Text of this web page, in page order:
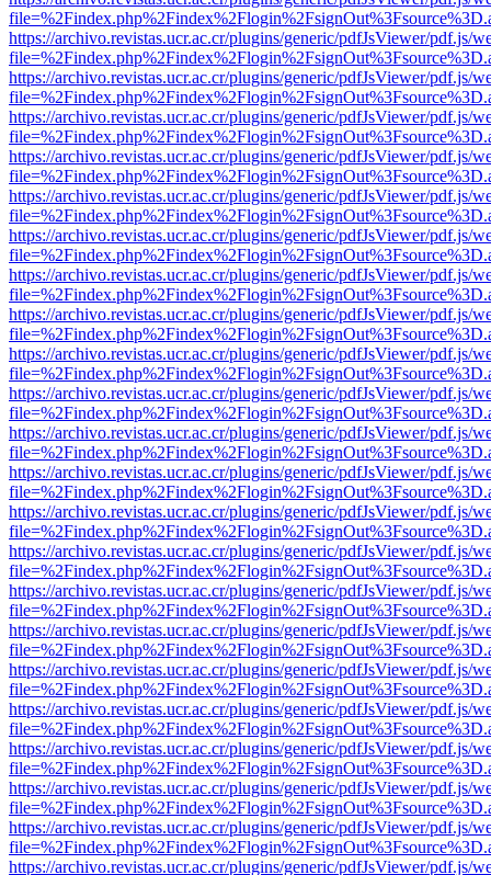
https://archivo.revistas.ucr.ac.cr/plugins/generic/pdfJsViewer/pdf.js/
https://archivo.revistas.ucr.ac.cr/plugins/generic/pdfJsViewer/pdf.js/
https://archivo.revistas.ucr.ac.cr/plugins/generic/pdfJsViewer/pdf.js/
https://archivo.revistas.ucr.ac.cr/plugins/generic/pdfJsViewer/pdf.js/
https://archivo.revistas.ucr.ac.cr/plugins/generic/pdfJsViewer/pdf.js/
https://archivo.revistas.ucr.ac.cr/plugins/generic/pdfJsViewer/pdf.js/
https://archivo.revistas.ucr.ac.cr/plugins/generic/pdfJsViewer/pdf.js/
https://archivo.revistas.ucr.ac.cr/plugins/generic/pdfJsViewer/pdf.js/
https://archivo.revistas.ucr.ac.cr/plugins/generic/pdfJsViewer/pdf.js/
https://archivo.revistas.ucr.ac.cr/plugins/generic/pdfJsViewer/pdf.js/
https://archivo.revistas.ucr.ac.cr/plugins/generic/pdfJsViewer/pdf.js/
https://archivo.revistas.ucr.ac.cr/plugins/generic/pdfJsViewer/pdf.js/
https://archivo.revistas.ucr.ac.cr/plugins/generic/pdfJsViewer/pdf.js/
https://archivo.revistas.ucr.ac.cr/plugins/generic/pdfJsViewer/pdf.js/
https://archivo.revistas.ucr.ac.cr/plugins/generic/pdfJsViewer/pdf.js/
https://archivo.revistas.ucr.ac.cr/plugins/generic/pdfJsViewer/pdf.js/
https://archivo.revistas.ucr.ac.cr/plugins/generic/pdfJsViewer/pdf.js/
https://archivo.revistas.ucr.ac.cr/plugins/generic/pdfJsViewer/pdf.js/
https://archivo.revistas.ucr.ac.cr/plugins/generic/pdfJsViewer/pdf.js/
https://archivo.revistas.ucr.ac.cr/plugins/generic/pdfJsViewer/pdf.js/
https://archivo.revistas.ucr.ac.cr/plugins/generic/pdfJsViewer/pdf.js/
https://archivo.revistas.ucr.ac.cr/plugins/generic/pdfJsViewer/pdf.js/